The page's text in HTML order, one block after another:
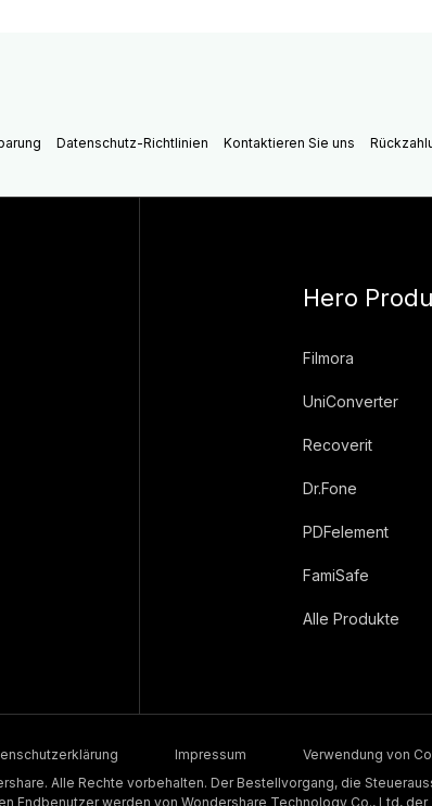
Datenschutz-Richtlinien Kontaktieren Sie uns
Hero
Filmora
UniConverter
Recoverit
Dr.Fone
PDFelement
FamiSafe
Alle Produkte
Impressum Verwendung von
Alle Rechte vorbehalten. Der Bestellvorgang, die
Endbenutzer werden von Wondershare Technology Co., Ltd,